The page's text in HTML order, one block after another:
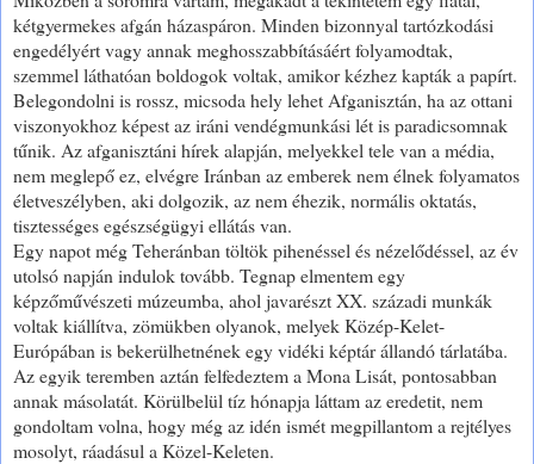
kétgyermekes afgán házaspáron. Minden bizonnyal tartózkodási
engedélyért vagy annak meghosszabbításáért folyamodtak,
szemmel láthatóan boldogok voltak, amikor kézhez kapták a papírt.
Belegondolni is rossz, micsoda hely lehet Afganisztán, ha az ottani
viszonyokhoz képest az iráni vendégmunkási lét is paradicsomnak
tűnik. Az afganisztáni hírek alapján, melyekkel tele van a média,
nem meglepő ez, elvégre Iránban az emberek nem élnek folyamatos
életveszélyben, aki dolgozik, az nem éhezik, normális oktatás,
tisztességes egészségügyi ellátás van.
Egy napot még Teheránban töltök pihenéssel és nézelődéssel, az év
utolsó napján indulok tovább. Tegnap elmentem egy
képzőművészeti múzeumba, ahol javarészt XX. századi munkák
voltak kiállítva, zömükben olyanok, melyek Közép-Kelet-
Európában is bekerülhetnének egy vidéki képtár állandó tárlatába.
Az egyik teremben aztán felfedeztem a Mona Lisát, pontosabban
annak másolatát. Körülbelül tíz hónapja láttam az eredetit, nem
gondoltam volna, hogy még az idén ismét megpillantom a rejtélyes
mosolyt, ráadásul a Közel-Keleten.